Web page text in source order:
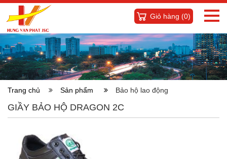
Giỏ hàng (0)
Trang chủ Sản phẩm Bảo hộ lao động
GIẦY BẢO HỘ DRAGON 2C